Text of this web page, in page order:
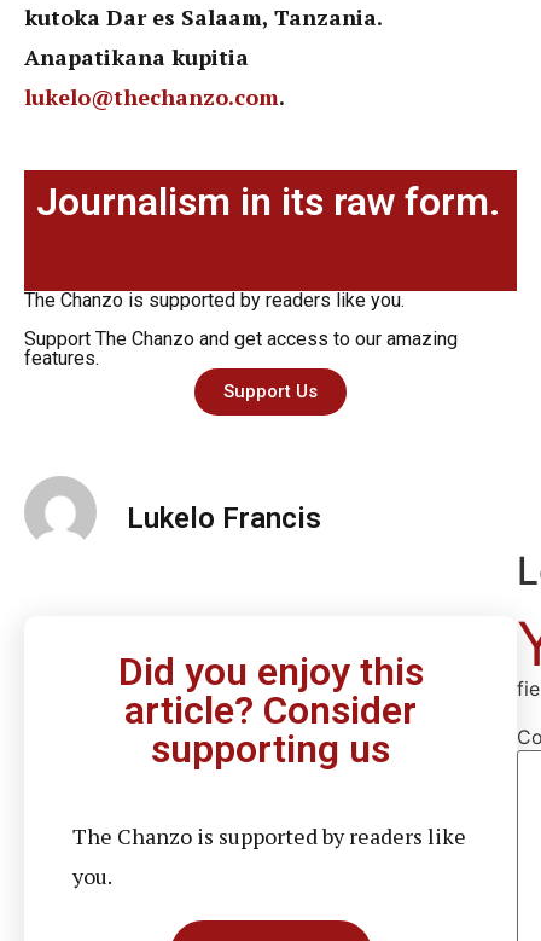
kutoka Dar es Salaam, Tanzania.
Anapatikana kupitia
lukelo@thechanzo.com.
Journalism in its raw form.
The Chanzo is supported by readers like you.
Support The Chanzo and get access to our amazing
features.
Support Us
Lukelo Francis
Did you enjoy this
article? Consider
supporting us
The Chanzo is supported by readers like
you.